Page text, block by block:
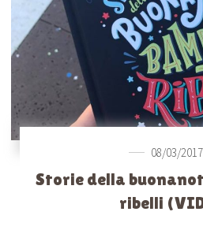
08/03/2017
Storie della
ribelli